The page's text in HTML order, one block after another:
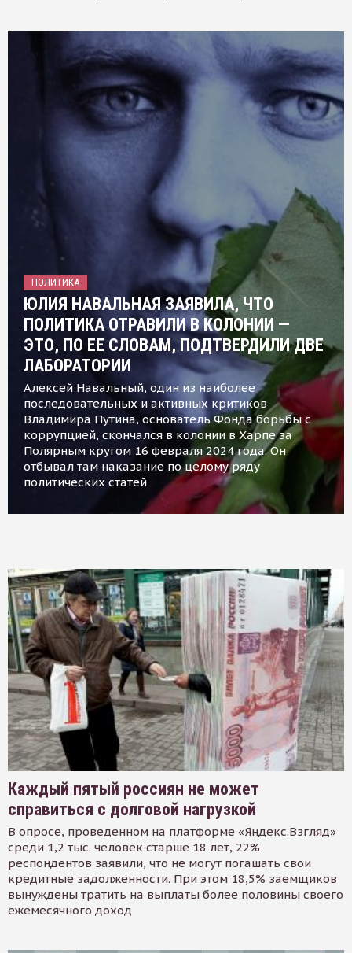
ПОЛИТИКА
ЮЛИЯ НАВАЛЬНАЯ ЗАЯВИЛА, ЧТО
ПОЛИТИКА ОТРАВИЛИ В КОЛОНИИ —
ЭТО, ПО ЕЕ СЛОВАМ, ПОДТВЕРДИЛИ ДВЕ
ЛАБОРАТОРИИ
Алексей Навальный, один из наиболее
последовательных и активных критиков
Владимира Путина, основатель Фонда борьбы с
коррупцией, скончался в колонии в Харпе за
Полярным кругом 16 февраля 2024 года. Он
отбывал там наказание по целому ряду
политических статей
Каждый пятый россиян не может
справиться с долговой нагрузкой
В опросе, проведенном на платформе «Яндекс.Взгляд»
среди 1,2 тыс. человек старше 18 лет, 22%
респондентов заявили, что не могут погашать свои
кредитные задолженности. При этом 18,5% заемщиков
вынуждены тратить на выплаты более половины своего
ежемесячного доход